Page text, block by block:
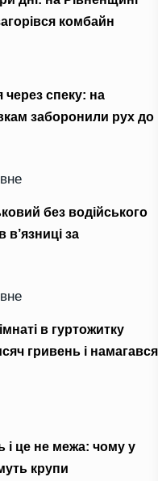
комбайн
через спеку: на
заборонили рух до
без водійського
в’язниці за
в гуртожитку
гривень і намагався
і це не межа: чому у
крупи